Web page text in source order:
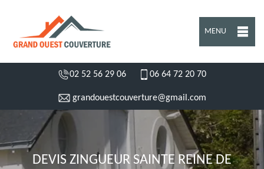
MENU
02 52 56 29 06 06 64 72 20 70
grandouestcouverture@gmail.com
DEVIS ZINGUEUR SAINTE REINE DE